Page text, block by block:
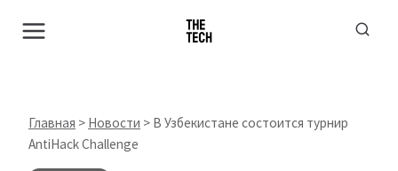
Главная > Новости > В Узбекистане состоится турнир
AntiHack Challenge